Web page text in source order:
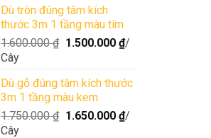
Dù tròn đúng tâm kích
thước 3m 1 tầng màu tím
1.600.000₫ 1.500.000 ₫/
Cây
Dù gỗ đúng tâm kích thước
3m 1 tầng màu kem
1.750.000₫ 1.650.000 ₫/
Cây